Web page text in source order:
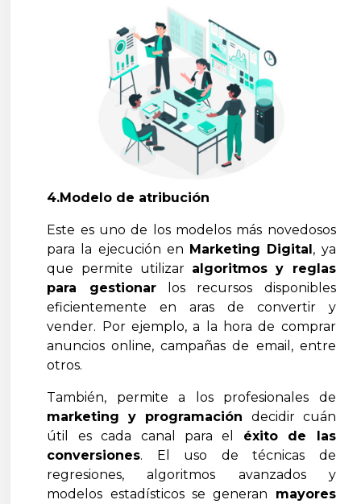
4.Modelo de atribución
Este es uno de los modelos más novedosos
para la ejecución en Marketing Digital, ya
que permite utilizar algoritmos y reglas
para gestionarlos recursos disponibles
eficientemente en aras de convertir y
vender. Por ejemplo, a la hora de comprar
anuncios online, campañas de email, entre
otros.
También, permite a los profesionales de
marketing y programación decidir cuán
útil es cada canal para el éxito de las
conversiones. El uso de técnicas de
regresiones, algoritmos avanzados y
modelos estadísticos se generan mayores